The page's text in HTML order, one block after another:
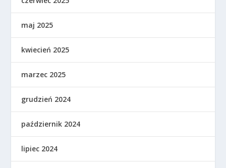
maj 2025
kwiecień 2025
marzec 2025
grudzień 2024
październik 2024
lipiec 2024